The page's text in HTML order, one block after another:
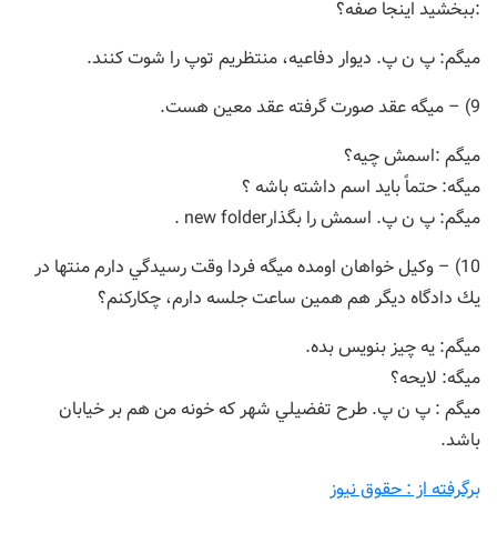
:ببخشيد اينجا صفه؟
ميگم: پ ن پ. ديوار دفاعيه، منتظريم توپ را شوت كنند.
9) – ميگه عقد صورت گرفته عقد معين هست.
ميگم :اسمش چيه؟
ميگه: حتماً بايد اسم داشته باشه ؟
ميگم: پ ن پ. اسمش را بگذارnew folder .
10) – وكيل خواهان اومده ميگه فردا وقت رسيدگي دارم منتها در
يك دادگاه ديگر هم همين ساعت جلسه دارم، چكاركنم؟
ميگم: يه چيز بنويس بده.
ميگه: لايحه؟
ميگم : پ ن پ. طرح تفضيلي شهر كه خونه من هم بر خيابان
باشد.
برگرفته از : حقوق نیوز